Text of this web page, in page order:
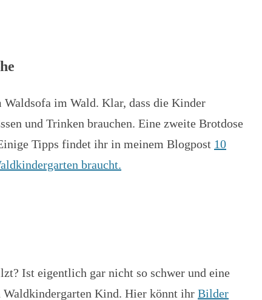
im Wald. Klar, dass die Kinder
und Trinken brauchen. Eine zweite Brotdose
Tipps findet ihr in meinem Blogpost 10
braucht.
Ist eigentlich gar nicht so schwer und eine
Waldkindergarten Kind. Hier könnt ihr Bilder